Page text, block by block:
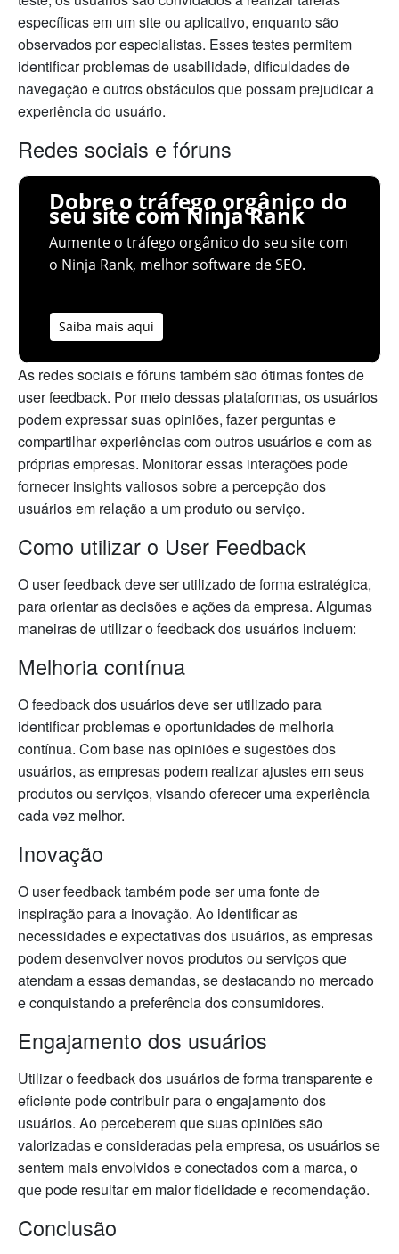
específicas em um site ou aplicativo, enquanto são
observados por especialistas. Esses testes permitem
identificar problemas de usabilidade, dificuldades de
navegação e outros obstáculos que possam prejudicar a
experiência do usuário.
Redes sociais e fóruns
Dobre o tráfego orgânico do
seu site com Ninja Rank
Aumente o tráfego orgânico do seu site com
o Ninja Rank, melhor software de SEO.
Saiba mais aqui
As redes sociais e fóruns também são ótimas fontes de
user feedback. Por meio dessas plataformas, os usuários
podem expressar suas opiniões, fazer perguntas e
compartilhar experiências com outros usuários e com as
próprias empresas. Monitorar essas interações pode
fornecer insights valiosos sobre a percepção dos
usuários em relação a um produto ou serviço.
Como utilizar o User Feedback
O user feedback deve ser utilizado de forma estratégica,
para orientar as decisões e ações da empresa. Algumas
maneiras de utilizar o feedback dos usuários incluem:
Melhoria contínua
O feedback dos usuários deve ser utilizado para
identificar problemas e oportunidades de melhoria
contínua. Com base nas opiniões e sugestões dos
usuários, as empresas podem realizar ajustes em seus
produtos ou serviços, visando oferecer uma experiência
cada vez melhor.
Inovação
O user feedback também pode ser uma fonte de
inspiração para a inovação. Ao identificar as
necessidades e expectativas dos usuários, as empresas
podem desenvolver novos produtos ou serviços que
atendam a essas demandas, se destacando no mercado
e conquistando a preferência dos consumidores.
Engajamento dos usuários
Utilizar o feedback dos usuários de forma transparente e
eficiente pode contribuir para o engajamento dos
usuários. Ao perceberem que suas opiniões são
valorizadas e consideradas pela empresa, os usuários se
sentem mais envolvidos e conectados com a marca, o
que pode resultar em maior fidelidade e recomendação.
Conclusão